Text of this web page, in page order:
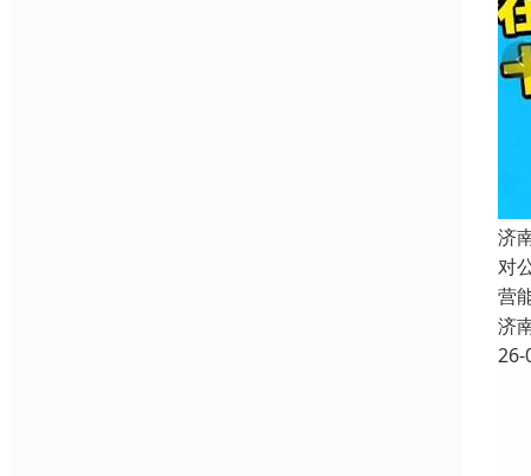
济
对
营
济
26-